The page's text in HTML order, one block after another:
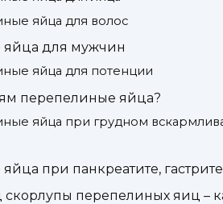
яйца для волос
для мужчин
яйца для потенции
перепелиные яйца?
яйца при грудном
при панкреатите,
скорлупы перепелиных яиц –